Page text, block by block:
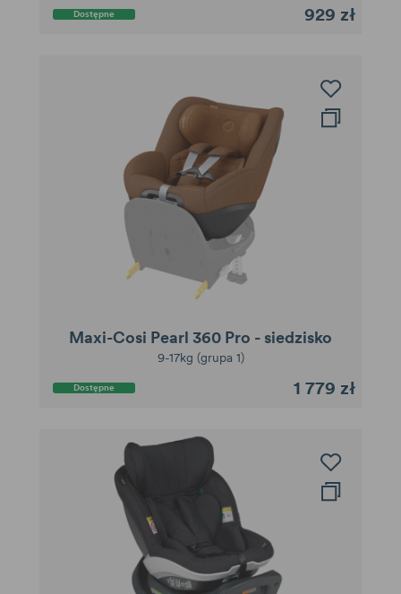
Dostępne 929 zł
Maxi-Cosi Pearl 360 Pro - siedzisko
9-17kg (grupa 1)
Dostępne 1 779 zł